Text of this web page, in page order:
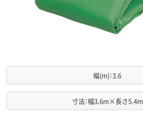
幅(m)：3.6
寸法：幅3.6m×長さ5.4m